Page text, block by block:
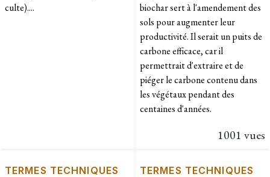
culte)....
biochar sert à l'amendement des
sols pour augmenter leur
productivité. Il serait un puits de
carbone efficace, car il
permettrait d'extraire et de
piéger le carbone contenu dans
les végétaux pendant des
centaines d'années.
1001 vues
TERMES TECHNIQUES TERMES TECHNIQUES